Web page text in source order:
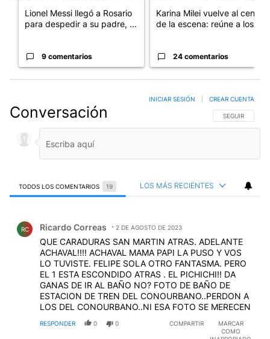
Lionel Messi llegó a Rosario
para despedir a su padre, ...
9 comentarios
Karina Milei vuelve al centro
de la escena: reúne a los...
24 comentarios
Conversación SIGA ESTA
SEGUIR
INICIAR SESIÓN CREAR CUENTA
TODOS LOS COMENTARIOS 19 LOS MÁS RECIENTES
RC Ricardo Correas 2 DE AGOSTO DE 2023
QUE CARADURAS SAN MARTIN ATRAS. ADELANTE
ACHAVAL!!!! ACHAVAL MAMA PAPI LA PUSO Y VOS
LO TUVISTE. FELIPE SOLA OTRO FANTASMA. PERO
EL 1 ESTA ESCONDIDO ATRAS . EL PICHICHI!! DA
GANAS DE IR AL BAÑO NO? FOTO DE BAÑO DE
ESTACION DE TREN DEL CONOURBANO..PERDON A
LOS DEL CONOURBANO..NI ESA FOTO SE MERECEN
RESPONDER 0 0 COMPARTIR
MARCAR
COMO